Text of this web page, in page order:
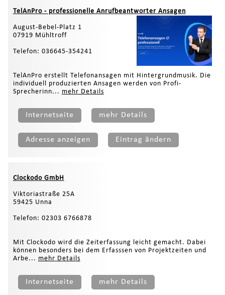
TelAnPro - professionelle Anrufbeantworter Ansagen
August-Bebel-Platz 1
07919 Mühltroff
Telefon: 036645-354241
TelAnPro erstellt Telefonansagen mit Hintergrundmusik. Die
individuell produzierten Ansagen werden von Profi-
Sprecherinn... mehr Details
Internetseite mehr Details
Adresse anzeigen Eintrag ändern
Clockodo GmbH
Viktoriastraße 25A
59425 Unna
Telefon: 02303 6766878
Mit Clockodo wird die Zeiterfassung leicht gemacht. Dabei
können besonders bei dem Erfasssen von Projektzeiten und
Arbe... mehr Details
Internetseite mehr Details